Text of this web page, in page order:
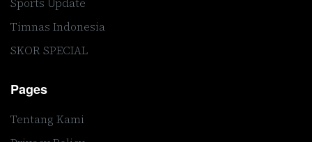
Timnas Indonesia
SKOR SPECIAL
Pages
Tentang Kami